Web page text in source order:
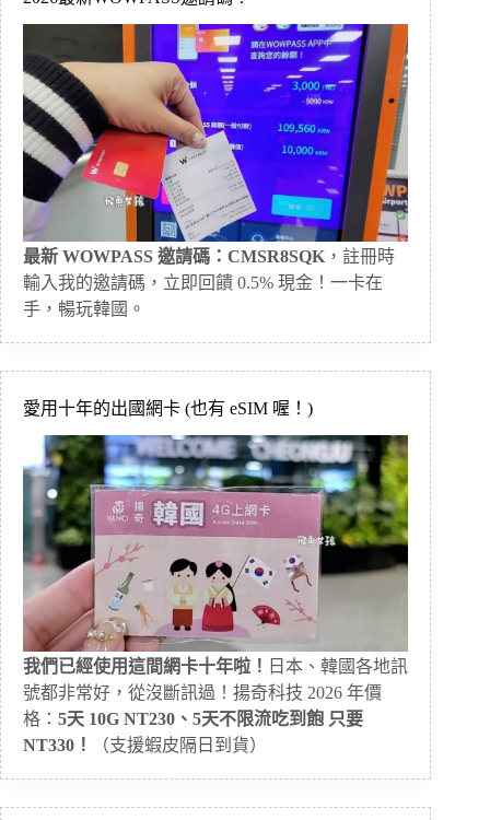
最新 WOWPASS 邀請碼：CMSR8SQK ，註冊時
輸入我的邀請碼，立即回饋 0.5% 現金！一卡在
手，暢玩韓國。
愛用十年的出國網卡 (也有 eSIM 喔！)
我們已經使用這間網卡十年啦！ 日本、韓國各地訊
號都非常好，從沒斷訊過！揚奇科技 2026 年價
格： 5天 10G NT230、5天不限流吃到飽 只要
NT330！
（支援蝦皮隔日到貨）